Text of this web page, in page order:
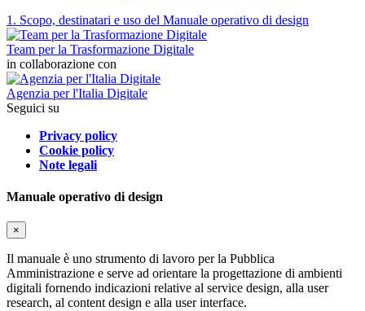
1. Scopo, destinatari e uso del Manuale operativo di design
Team per la Trasformazione Digitale
in collaborazione con
Agenzia per l'Italia Digitale
Seguici su
Privacy policy
Cookie policy
Note legali
Manuale operativo di design
×
Il manuale è uno strumento di lavoro per la Pubblica
Amministrazione e serve ad orientare la progettazione di ambienti
digitali fornendo indicazioni relative al service design, alla user
research, al content design e alla user interface.